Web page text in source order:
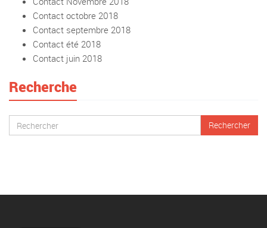
Contact octobre 2018
Contact septembre 2018
Contact été 2018
Contact juin 2018
Recherche